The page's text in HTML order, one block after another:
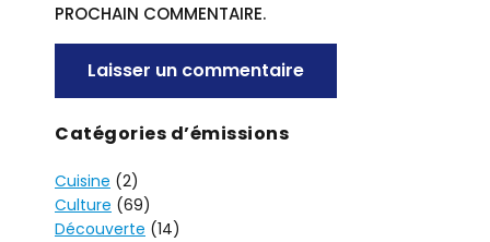
PROCHAIN COMMENTAIRE.
A
T
E
R
Catégories d’émissions
Cuisine (2)
Culture (69)
Découverte (14)